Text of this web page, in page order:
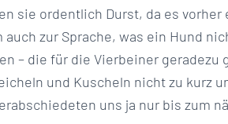
sie ordentlich Durst, da es
zur Sprache, was ein Hund
– die für die Vierbeiner geradezu
und Kuscheln nicht zu kurz
uns ja nur bis zum